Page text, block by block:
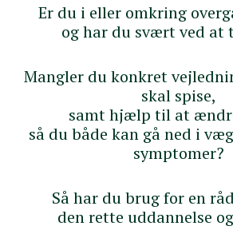
Er du i eller omkring
og har du svært ved at
Mangler du konkret
skal spise,
samt hjælp til at
så du både kan gå ned i
symptomer?
Så har du brug for en
den rette uddannelse